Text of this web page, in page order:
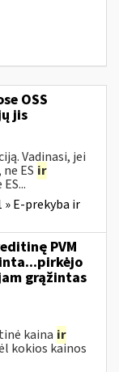
OSS
jis
Vadinasi, jei
ES ir
» E-prekyba ir
PVM
grąžintas
kaina ir
kokios kainos